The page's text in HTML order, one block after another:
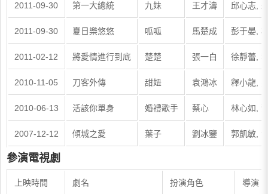
2011-09-30 第一大總統 九妹 王才濤 邱心志,
2011-09-30 夏日樂悠悠 呱呱 馬楚成 彭于晏,
2011-02-12 將愛情進行到底 楚楚 張一白 徐靜蕾,
2010-11-05 刀客外傳 甜妞 袁鴻冰 釋小龍,
2010-06-13 活該你單身 婚禮歌手 蔡心 林心如,
2007-12-12 傾城之愛 葉子 劉冰鑒 郭凱敏,
參演電視劇
上映時間 劇名 扮演角色 導演